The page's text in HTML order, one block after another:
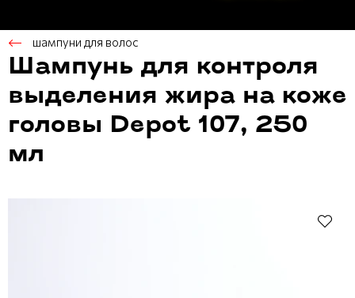
шампуни для волос
Шампунь для контроля
выделения жира на коже
головы Depot 107, 250
мл